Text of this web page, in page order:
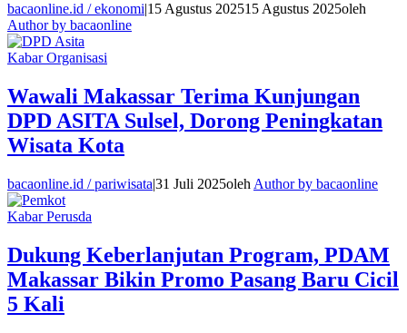
bacaonline.id / ekonomi|15 Agustus 202515 Agustus 2025oleh
Author by bacaonline
Kabar Organisasi
Wawali Makassar Terima Kunjungan
DPD ASITA Sulsel, Dorong Peningkatan
Wisata Kota
bacaonline.id / pariwisata|31 Juli 2025oleh Author by bacaonline
Kabar Perusda
Dukung Keberlanjutan Program, PDAM
Makassar Bikin Promo Pasang Baru Cicil
5 Kali